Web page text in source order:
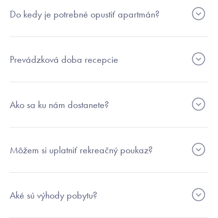
Do kedy je potrebné opustiť apartmán?
Prevádzková doba recepcie
Ako sa ku nám dostanete?
Môžem si uplatniť rekreačný poukaz?
Aké sú výhody pobytu?